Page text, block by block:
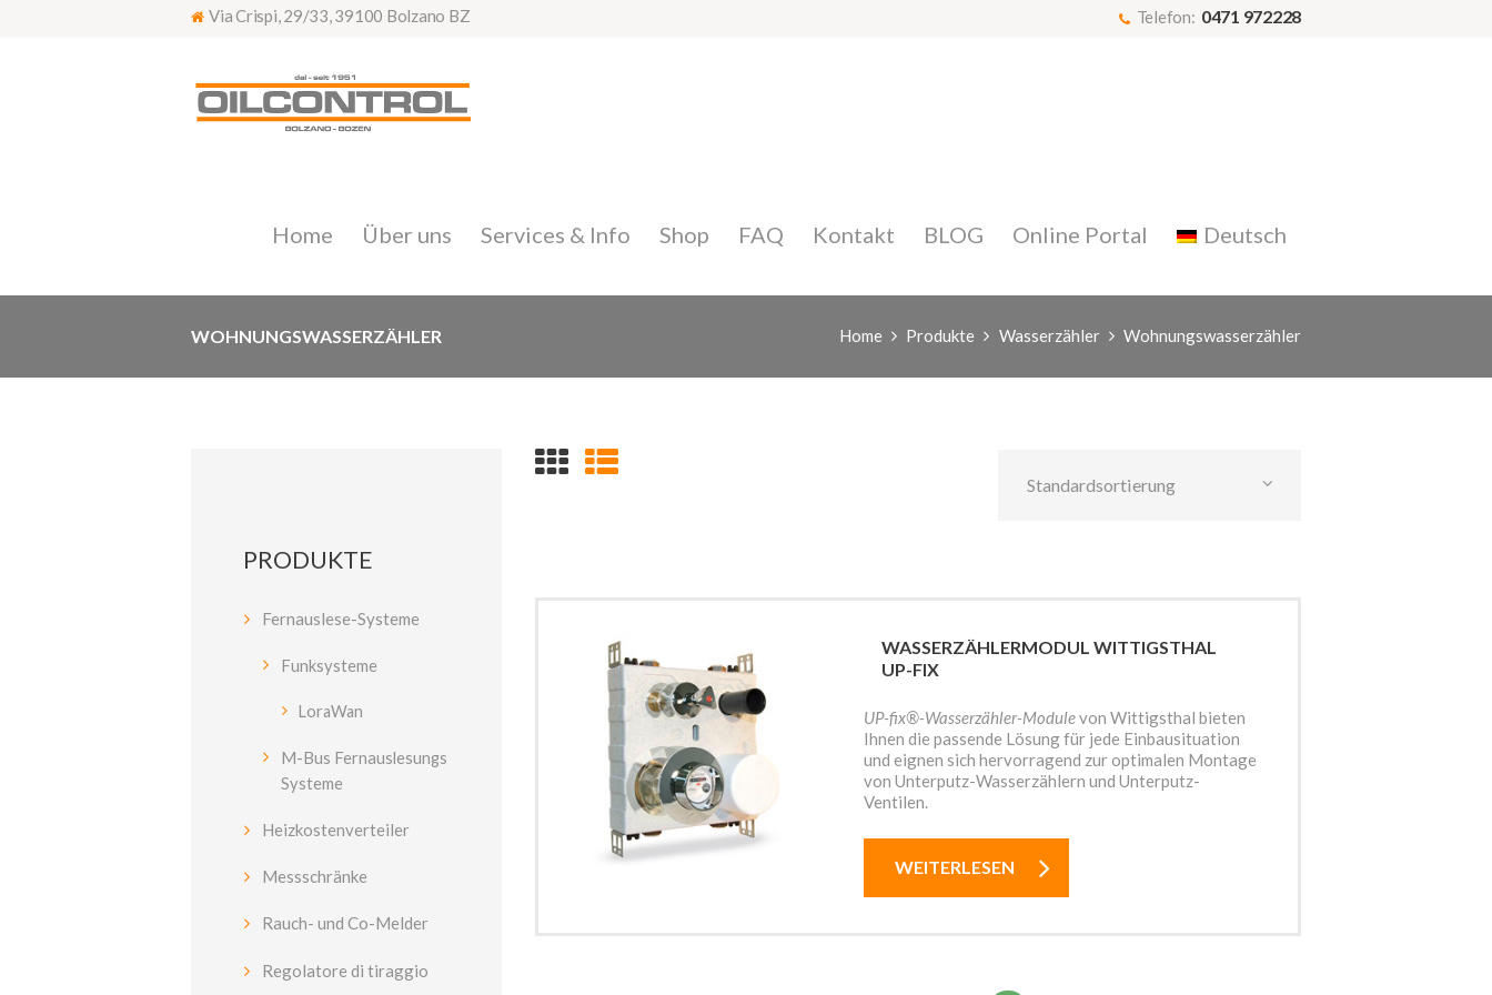
Via Crispi, 29/33, 39100 Bolzano BZ Telefon: 0471 972228
Home Über uns Services & Info Shop FAQ Kontakt BLOG Online Portal Deutsch
WOHNUNGSWASSERZÄHLER Home Produkte Wasserzähler Wohnungswasserzähler
WASSERZÄHLERMODUL WITTIGSTHAL
UP-FIX
UP-fix®-Wasserzähler-Modulevon Wittigsthal bieten
Ihnen die passende Lösung für jede Einbausituation
und eignen sich hervorragend zur optimalen Montage
von Unterputz-Wasserzählern und Unterputz-
Ventilen.
WEITERLESEN
PRODUKTE
Fernauslese-Systeme
Funksysteme
LoraWan
M-Bus Fernauslesungs
Systeme
Heizkostenverteiler
Messschränke
Rauch- und Co-Melder
Regolatore di tiraggio